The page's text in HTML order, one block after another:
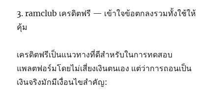
3. ramclub เครดิตฟรี — เข้าใจข้อตกลงรวมทั้งใช้ให้
คุ้ม
เครดิตฟรีเป็นแนวทางที่ดีสำหรับในการทดสอบ
แพลตฟอร์มโดยไม่เสี่ยงเงินตนเอง แต่ว่าการถอนเป็น
เงินจริงมักมีเงื่อนไขสำคัญ: